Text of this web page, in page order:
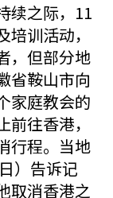
续之际，11
训活动，
，但部分地
省鞍山市向
家庭教会的
往香港，
行程。当地
）告诉记
取消香港之